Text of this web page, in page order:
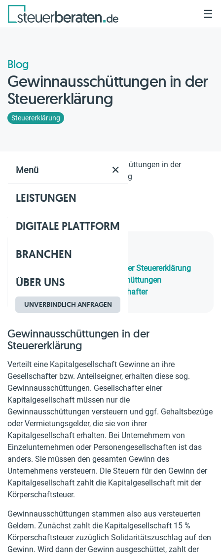
Menü ✕
LEISTUNGEN
DIGITALE PLATTFORM
BRANCHEN
ÜBER UNS
UNVERBINDLICH ANFRAGEN
☰
Blog
Gewinnausschüttungen in der
Steuererklärung
Steuererklärung
Home
Gewinnausschüttungen in der
Steuererklärung
Inhaltsverzeichnis
Gewinnausschüttungen in der Steuererklärung
2. Verschiedene Gewinnausschüttungen
Versteuerung beim Gesellschafter
Gewinnausschüttungen in der
Steuererklärung
Verteilt eine Kapitalgesellschaft Gewinne an ihre
Gesellschafter bzw. Anteilseigner, erhalten diese sog.
Gewinnausschüttungen. Gesellschafter einer
Kapitalgesellschaft müssen nur die
Gewinnausschüttungen versteuern und ggf. Gehaltsbezüge
oder Vermietungsgelder, die sie von ihrer
Kapitalgesellschaft erhalten. Bei Unternehmern von
Einzelunternehmen oder Personengesellschaften ist das
anders. Sie müssen den gesamten Gewinn des
Unternehmens versteuern. Die Steuern für den Gewinn der
Kapitalgesellschaft zahlt die Kapitalgesellschaft mit der
Körperschaftsteuer.
Gewinnausschüttungen stammen also aus versteuerten
Geldern. Zunächst zahlt die Kapitalgesellschaft 15 %
Körperschaftsteuer zuzüglich Solidaritätszuschlag auf den
Gewinn. Wird dann der Gewinn ausgeschüttet, zahlt der